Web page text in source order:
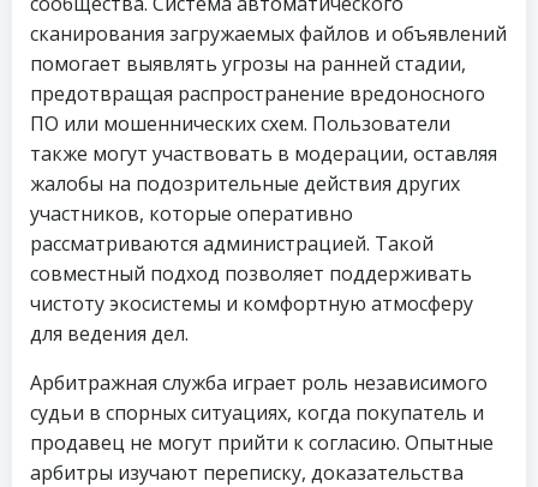
сканирования загружаемых файлов и объявлений
помогает выявлять угрозы на ранней стадии,
предотвращая распространение вредоносного
ПО или мошеннических схем. Пользователи
также могут участвовать в модерации, оставляя
жалобы на подозрительные действия других
участников, которые оперативно
рассматриваются администрацией. Такой
совместный подход позволяет поддерживать
чистоту экосистемы и комфортную атмосферу
для ведения дел.
Арбитражная служба играет роль независимого
судьи в спорных ситуациях, когда покупатель и
продавец не могут прийти к согласию. Опытные
арбитры изучают переписку, доказательства